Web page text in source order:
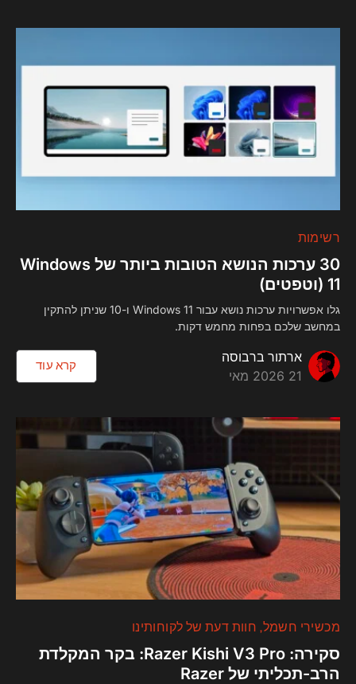
רשימות
30 ערכות הנושא הטובות ביותר של Windows
11 (וטפטים)
גלו אפשרויות ערכות נושא עבור Windows 11 ו-10 שניתן להתקין
במחשב שלכם בפחות מחמש דקות.
ארתור ברבוסה
21 2026 מאי
קרא עוד
מכשירי חשמל חוות דעת של לקוחותינו
סקירה: Razer Kishi V3 Pro: בקר המקלדת
הרב-תכליתי של Razer